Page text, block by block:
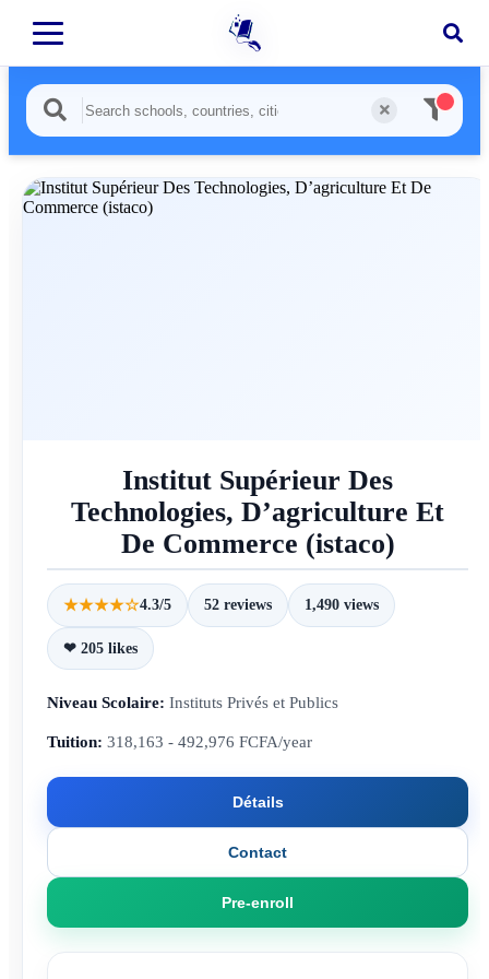
Institut Supérieur Des
Technologies, D’agriculture Et
De Commerce (istaco)
★★★★☆4.3/5 52 reviews 1,490 views
❤ 205 likes
Niveau Scolaire: Instituts Privés et Publics
Tuition: 318,163 - 492,976 FCFA/year
Détails
Contact
Pre-enroll